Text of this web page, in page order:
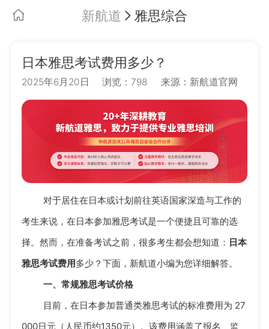
新航道 雅思综合
日本雅思考试费用多少？
2025年6月20日 浏览：798 来源：新航道官网
对于居住在日本或计划前往英语国家深造与工作的
考生来说，在日本参加雅思考试是一个便捷且可靠的选
择。然而，在准备考试之前，很多考生都会想知道： 日本
雅思考试费用多少？下面，新航道小编为您详细解答。
一、常规雅思考试价格
目前，在日本参加普通类雅思考试的标准费用为 27
000日元（人民币约1350元）。该费用涵盖了报名、监